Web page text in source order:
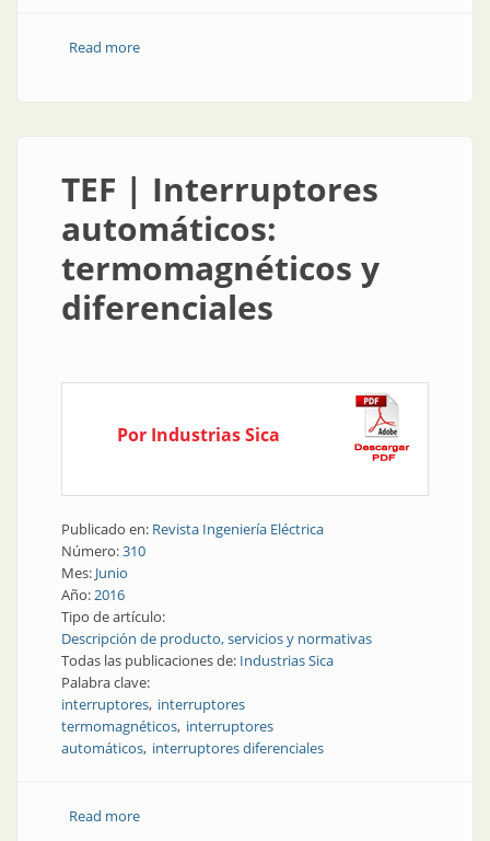
Read moreabout TEF | Protectores de sobre y baja tensión para
TEF | Interruptores
automáticos:
termomagnéticos y
diferenciales
Por Industrias Sica
Publicado en: Revista Ingeniería Eléctrica
Número:310
Mes: Junio
Año:2016
Tipo de artículo:
Descripción de producto, servicios y normativas
Todas las publicaciones de: Industrias Sica
Palabra clave:
interruptores interruptores
termomagnéticos interruptores
automáticos interruptores diferenciales
Read moreabout TEF | Interruptores automáticos: